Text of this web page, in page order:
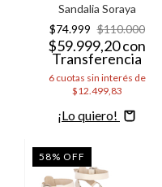
Sandalia Soraya
$74.999 $110.000
$59.999,20con
Transferencia
6 cuotas sin interés de
$12.499,83
Comprar
58% OFF